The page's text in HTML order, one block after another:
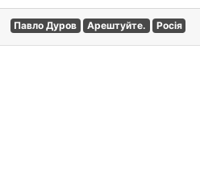
Павло Дуров Арештуйте. Росія